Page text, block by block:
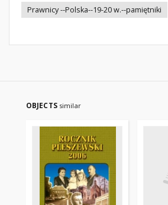
Prawnicy --Polska--19-20 w.--pamiętniki
OBJECTS similar